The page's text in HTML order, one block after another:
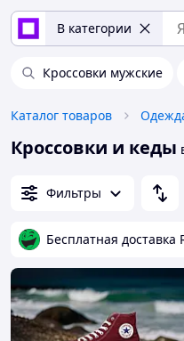
В категории
Кроссовки мужские
Каталог товаров
Кроссовки и кеды
Фильтры
Бесплатная доставка